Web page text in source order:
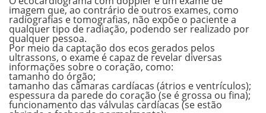
imagem que, ao contrário de outros exames, como
radiografias e tomografias, não expõe o paciente a
qualquer tipo de radiação, podendo ser realizado por
qualquer pessoa.
Por meio da captação dos ecos gerados pelos
ultrassons, o exame é capaz de revelar diversas
informações sobre o coração, como:
tamanho do órgão;
tamanho das câmaras cardíacas (átrios e ventrículos);
espessura da parede do coração (se é grossa ou fina);
funcionamento das válvulas cardíacas (se estão